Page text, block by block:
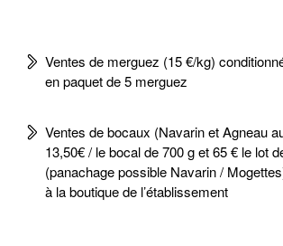
Ventes de merguez (15 €/kg)
en paquet de 5 merguez
Ventes de bocaux (Navarin et Agneau
13,50€ / le bocal de 700 g et 65 € le lot
(panachage possible Navarin /
à la boutique de l’établissement